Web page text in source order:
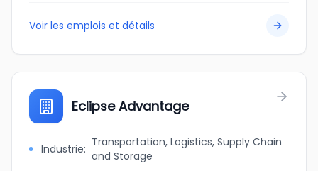
Voir les emplois et détails
Eclipse Advantage
Industrie: Transportation, Logistics, Supply Chain
and Storage